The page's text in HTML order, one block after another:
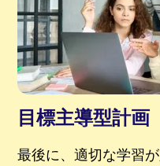
目標主導型計画
最後に、適切な学習